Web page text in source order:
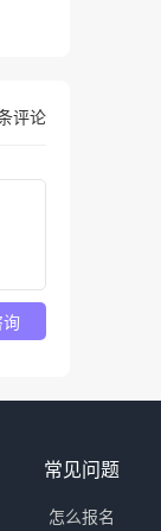
评论
常见问题
怎么报名